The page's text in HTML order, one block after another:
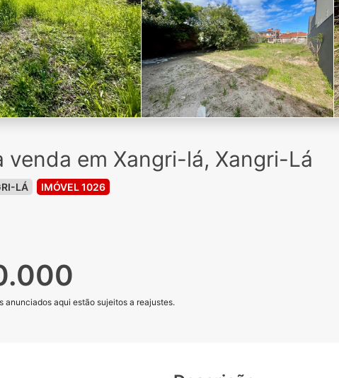
venda em Xangri-lá, Xangri-Lá
LÁ IMÓVEL 1026
anunciados aqui estão sujeitos a reajustes.